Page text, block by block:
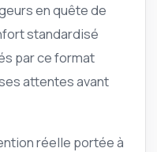
en quête de
standardisé
par ce format
attentes avant
réelle portée à